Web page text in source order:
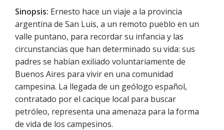
Sinopsis: Ernesto hace un viaje a la provincia
argentina de San Luis, a un remoto pueblo en un
valle puntano, para recordar su infancia y las
circunstancias que han determinado su vida: sus
padres se habían exiliado voluntariamente de
Buenos Aires para vivir en una comunidad
campesina. La llegada de un geólogo español,
contratado por el cacique local para buscar
petróleo, representa una amenaza para la forma
de vida de los campesinos.